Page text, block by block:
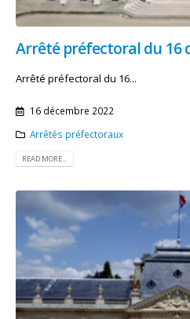
Arrêté préfectoral du 16
Arrêté préfectoral du 16...
16 décembre 2022
Arrêtés préfectoraux
READ MORE...